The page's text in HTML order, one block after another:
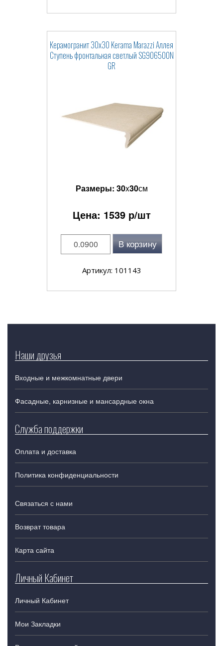
Керамогранит 30x30 Kerama Marazzi Аллея
Ступень фронтальная светлый SG906500N
GR
Размеры: 30x30см
Цена: 1539р/шт
В корзину
Артикул: 101143
Наши друзья
Входные и межкомнатные двери
Фасадные, карнизные и мансардные окна
Служба поддержки
Оплата и доставка
Политика конфиденциальности
Связаться с нами
Возврат товара
Карта сайта
Личный Кабинет
Личный Кабинет
Мои Закладки